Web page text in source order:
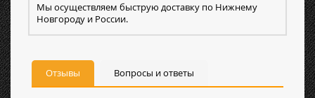
Мы осуществляем быструю доставку по Нижнему
Новгороду и России.
Отзывы Вопросы и ответы